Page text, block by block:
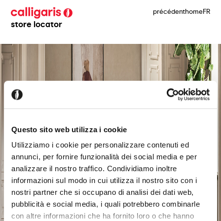
Questo sito web utilizza i cookie
Utilizziamo i cookie per personalizzare contenuti ed
annunci, per fornire funzionalità dei social media e per
analizzare il nostro traffico. Condividiamo inoltre
informazioni sul modo in cui utilizza il nostro sito con i
nostri partner che si occupano di analisi dei dati web,
pubblicità e social media, i quali potrebbero combinarle
con altre informazioni che ha fornito loro o che hanno
store locator
précédenthomeFR